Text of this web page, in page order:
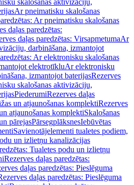
skalošanas aktivizāciju,
Ar pneimatisku skalošanas
Ar pneimatisku skalošanas
daļas paredzētas:
daļas paredzētas: VirsapmetumaAr
darbināšana, izmantojot
Ar elektronisku skalošanas
elektrotīkluAr elektronisku
izmantojot baterijasRezerves
skalošanas aktivizāciju,
PiederumiRezerves daļas
un atjaunošanas komplektiRezerves
atjaunošanas komplektiSkalošanas
pārejasPārsegplāksnesIebūvētas
Savienotājelementi tualetes podiem,
un izlietņu kanalizācijas
Tualetes podu un izlietņu
Rezerves daļas paredzētas:
daļas paredzētas: Pieslēguma
daļas paredzētas: Pieslēguma